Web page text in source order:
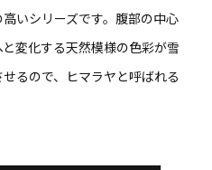
いシリーズです。腹部の中心
変化する天然模様の色彩が雪
るので、ヒマラヤと呼ばれる